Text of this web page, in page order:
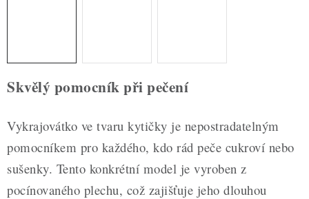
Nepřevzetí zásilky na dobírku
Obchodní podmínky
Hodnocení obchodu
Blog
Moje objednávka
Skvělý pomocník při pečení
Vykrajovátko ve tvaru kytičky je nepostradatelným
pomocníkem pro každého, kdo rád peče cukroví nebo
sušenky. Tento konkrétní model je vyroben z
pocínovaného plechu, což zajišťuje jeho dlouhou